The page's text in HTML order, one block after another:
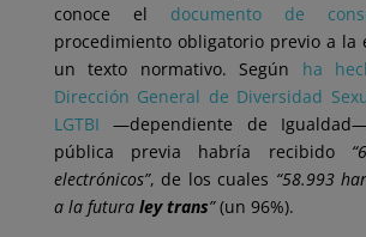
conoce el documento de
procedimiento obligatorio previo a la
un texto normativo. Según ha
Dirección General de Diversidad
LGTBI —dependiente de
pública previa habría recibido
electrónicos”, de los cuales “58.993
a la futura ley trans”(un 96%).